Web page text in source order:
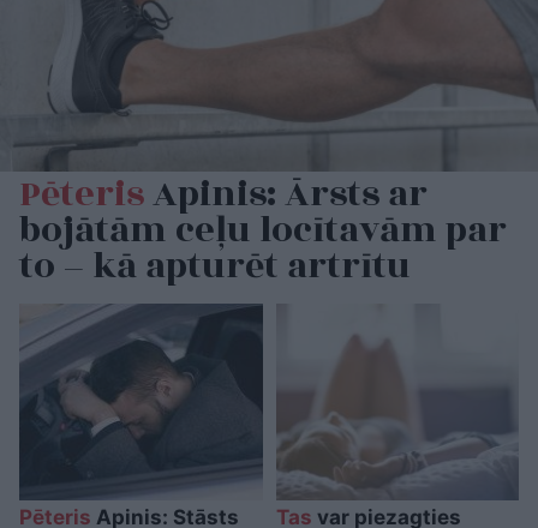
PēterisApinis: Ārsts ar
bojātām ceļu locītavām par
to – kā apturēt artrītu
Pēteris Apinis: Stāsts
Tas var piezagties